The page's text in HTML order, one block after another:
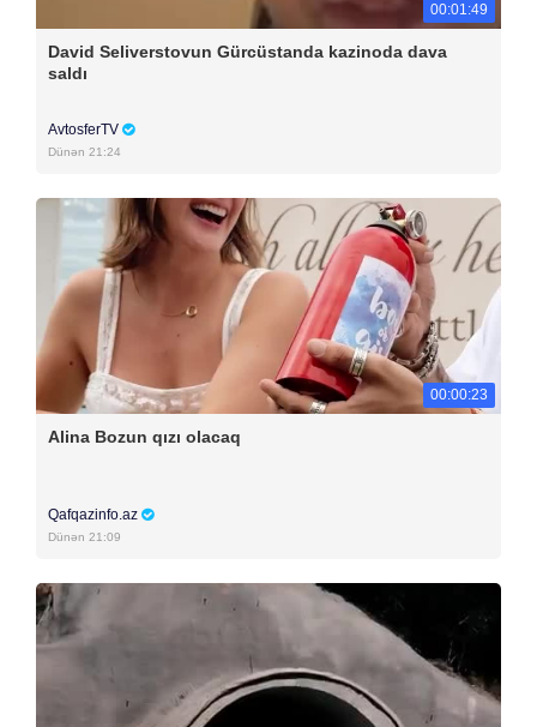
00:01:49
David Seliverstovun Gürcüstanda kazinoda dava
saldı
AvtosferTV
Dünən 21:24
00:00:23
Alina Bozun qızı olacaq
Qafqazinfo.az
Dünən 21:09